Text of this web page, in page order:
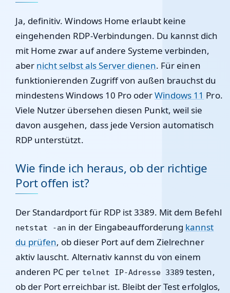
Ja, definitiv. Windows Home erlaubt keine
eingehenden RDP-Verbindungen. Du kannst dich
mit Home zwar auf andere Systeme verbinden,
aber nicht selbst als Server dienen. Für einen
funktionierenden Zugriff von außen brauchst du
mindestens Windows 10 Pro oderWindows 11 Pro.
Viele Nutzer übersehen diesen Punkt, weil sie
davon ausgehen, dass jede Version automatisch
RDP unterstützt.
Wie finde ich heraus, ob der richtige
Port offen ist?
Der Standardport für RDP ist 3389. Mit dem Befehl
netstat -an in der Eingabeaufforderung kannst
du prüfen, ob dieser Port auf dem Zielrechner
aktiv lauscht. Alternativ kannst du von einem
anderen PC per telnet IP-Adresse 3389 testen,
ob der Port erreichbar ist. Bleibt der Test erfolglos,